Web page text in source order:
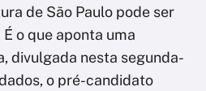
de São Paulo pode ser
o que aponta uma
divulgada nesta segunda-
o pré-candidato